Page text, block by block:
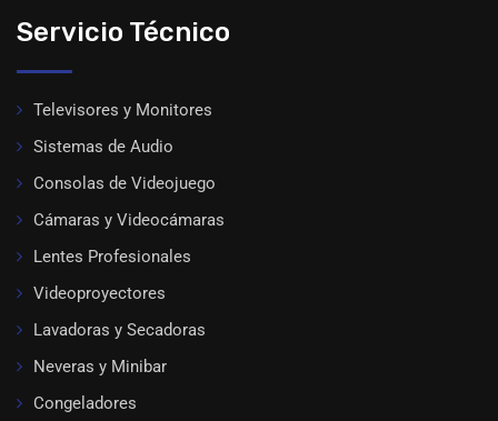
Servicio Técnico
Televisores y Monitores
Sistemas de Audio
Consolas de Videojuego
Cámaras y Videocámaras
Lentes Profesionales
Videoproyectores
Lavadoras y Secadoras
Neveras y Minibar
Congeladores